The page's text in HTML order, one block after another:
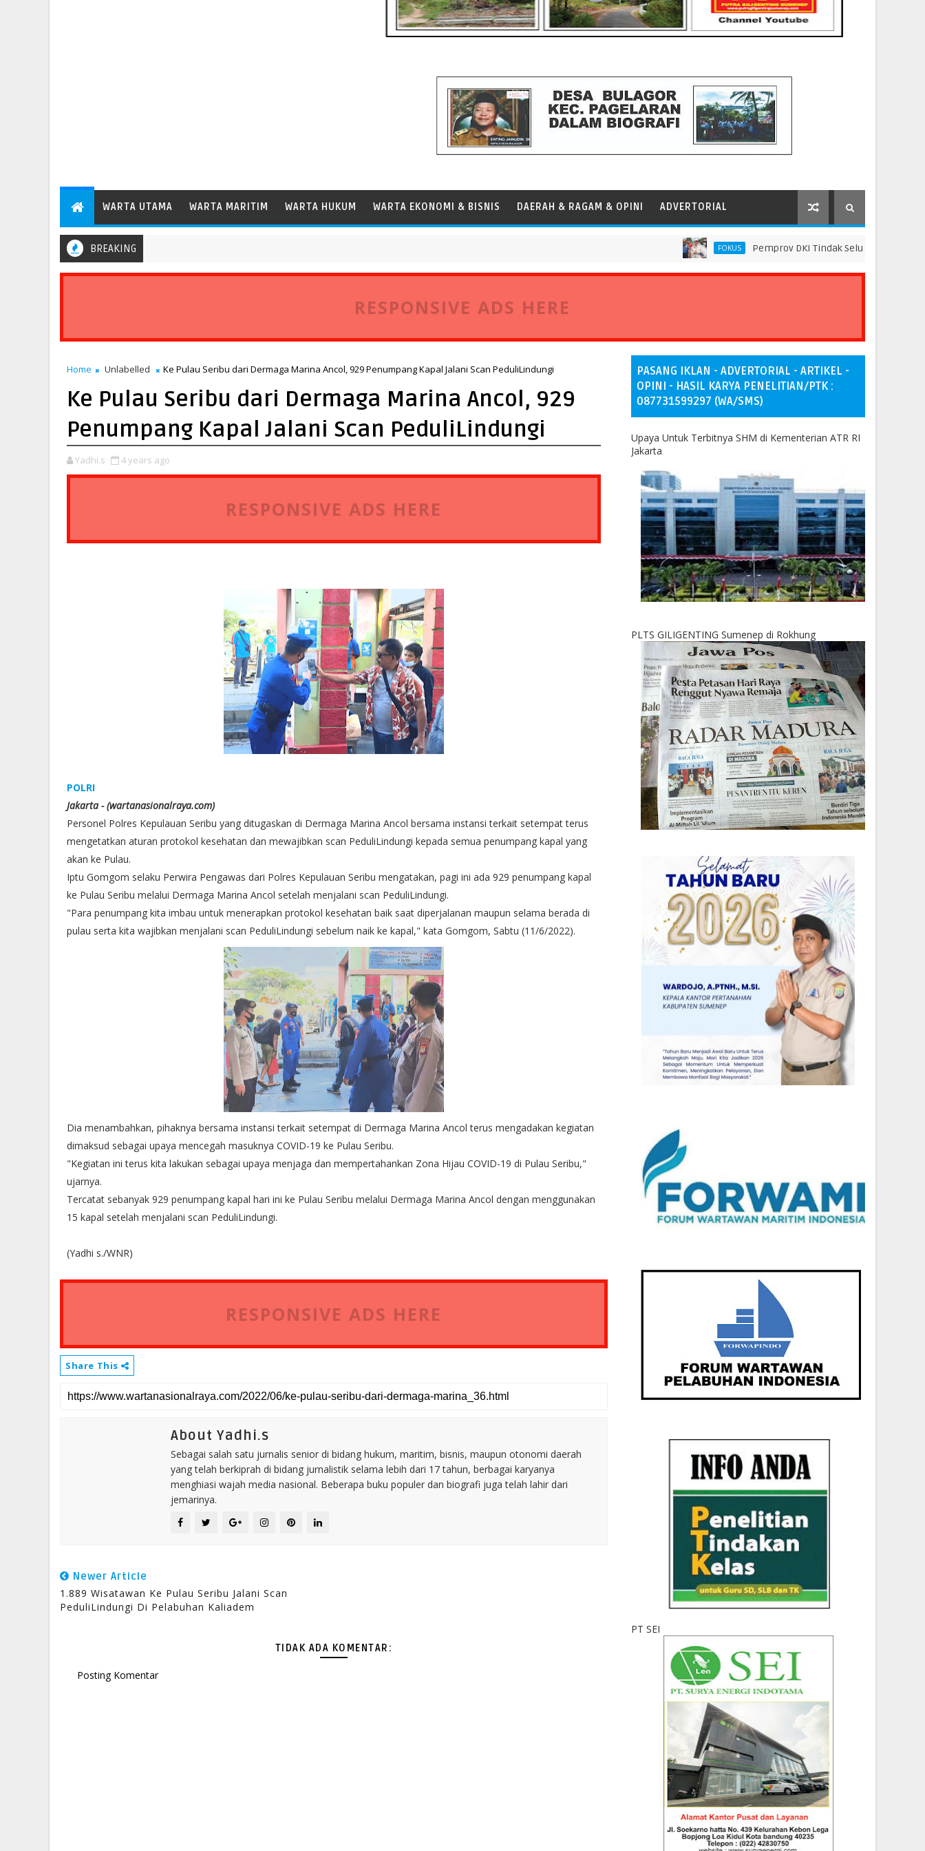
WARTA UTAMA WARTA MARITIM WARTA HUKUM WARTA EKONOMI & BISNIS DAERAH & RAGAM & OPINI ADVERTORIAL
BREAKING FOKUS Pemprov DKI Tindak Seluruh Rantai Praktik
Patimban Perdana Layani Kapal Peti Kemas Besar Kelas Panamax
RESPONSIVE ADS HERE
Home Unlabelled Ke Pulau Seribu dari Dermaga Marina Ancol, 929 Penumpang Kapal Jalani Scan PeduliLindungi
Ke Pulau Seribu dari Dermaga Marina Ancol, 929
Penumpang Kapal Jalani Scan PeduliLindungi
Yadhi.s 4 years ago
RESPONSIVE ADS HERE
POLRI
Jakarta - (wartanasionalraya.com)
Personel Polres Kepulauan Seribu yang ditugaskan di Dermaga Marina Ancol bersama instansi terkait setempat terus
mengetatkan aturan protokol kesehatan dan mewajibkan scan PeduliLindungi kepada semua penumpang kapal yang
akan ke Pulau.
Iptu Gomgom selaku Perwira Pengawas dari Polres Kepulauan Seribu mengatakan, pagi ini ada 929 penumpang kapal
ke Pulau Seribu melalui Dermaga Marina Ancol setelah menjalani scan PeduliLindungi.
"Para penumpang kita imbau untuk menerapkan protokol kesehatan baik saat diperjalanan maupun selama berada di
pulau serta kita wajibkan menjalani scan PeduliLindungi sebelum naik ke kapal," kata Gomgom, Sabtu (11/6/2022).
Dia menambahkan, pihaknya bersama instansi terkait setempat di Dermaga Marina Ancol terus mengadakan kegiatan
dimaksud sebagai upaya mencegah masuknya COVID-19 ke Pulau Seribu.
"Kegiatan ini terus kita lakukan sebagai upaya menjaga dan mempertahankan Zona Hijau COVID-19 di Pulau Seribu,"
ujarnya.
Tercatat sebanyak 929 penumpang kapal hari ini ke Pulau Seribu melalui Dermaga Marina Ancol dengan menggunakan
15 kapal setelah menjalani scan PeduliLindungi.
(Yadhi s./WNR)
RESPONSIVE ADS HERE
Share This
About Yadhi.s
Sebagai salah satu jurnalis senior di bidang hukum, maritim, bisnis, maupun otonomi daerah
yang telah berkiprah di bidang jurnalistik selama lebih dari 17 tahun, berbagai karyanya
menghiasi wajah media nasional. Beberapa buku populer dan biografi juga telah lahir dari
jemarinya.
Newer Article
1.889 Wisatawan Ke Pulau Seribu Jalani Scan
PeduliLindungi Di Pelabuhan Kaliadem
TIDAK ADA KOMENTAR:
Posting Komentar
PASANG IKLAN - ADVERTORIAL - ARTIKEL -
OPINI - HASIL KARYA PENELITIAN/PTK :
087731599297 (WA/SMS)
Upaya Untuk Terbitnya SHM di Kementerian ATR RI
Jakarta
PLTS GILIGENTING Sumenep di Rokhung
PT SEI